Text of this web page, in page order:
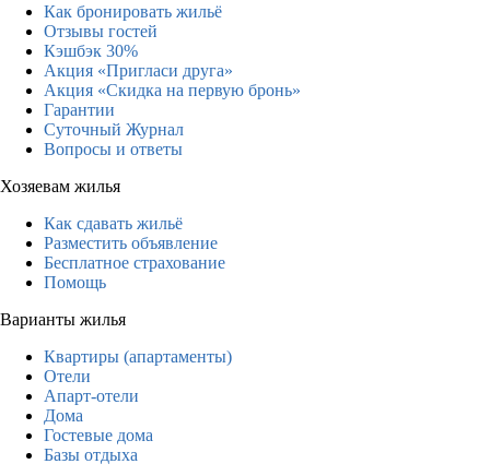
Как бронировать жильё
Отзывы гостей
Кэшбэк 30%
Акция «Пригласи друга»
Акция «Скидка на первую бронь»
Гарантии
Суточный Журнал
Вопросы и ответы
Хозяевам жилья
Как сдавать жильё
Разместить объявление
Бесплатное страхование
Помощь
Варианты жилья
Квартиры (апартаменты)
Отели
Апарт-отели
Дома
Гостевые дома
Базы отдыха